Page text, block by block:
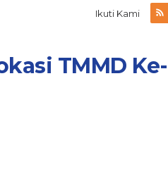
Ikuti Kami
TMMD Ke-